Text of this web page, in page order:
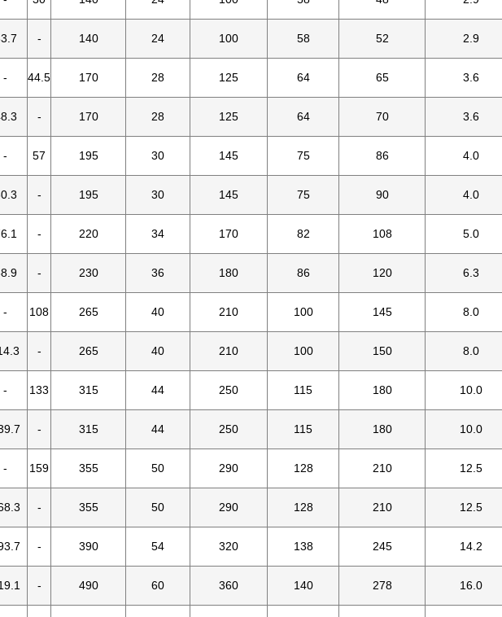
- 140 24 100 58 52 2.9
- 44.5 170 28 125 64 65 3.6
- 170 28 125 64 70 3.6
- 57 195 30 145 75 86 4.0
- 195 30 145 75 90 4.0
- 220 34 170 82 108 5.0
- 230 36 180 86 120 6.3
- 108 265 40 210 100 145 8.0
- 265 40 210 100 150 8.0
- 133 315 44 250 115 180 10.0
- 315 44 250 115 180 10.0
- 159 355 50 290 128 210 12.5
- 355 50 290 128 210 12.5
- 390 54 320 138 245 14.2
- 490 60 360 140 278 16.0